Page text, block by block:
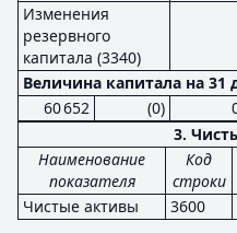
Изменения
резервного
капитала (3340)
Величина капитала на 31
60 652
(0)
3.
Наименование
показателя
Код
строки
Чистые активы
3600